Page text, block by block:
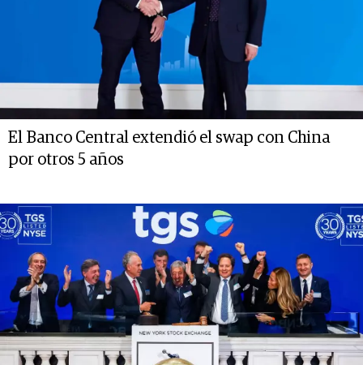
El Banco Central extendió el swap con China
por otros 5 años